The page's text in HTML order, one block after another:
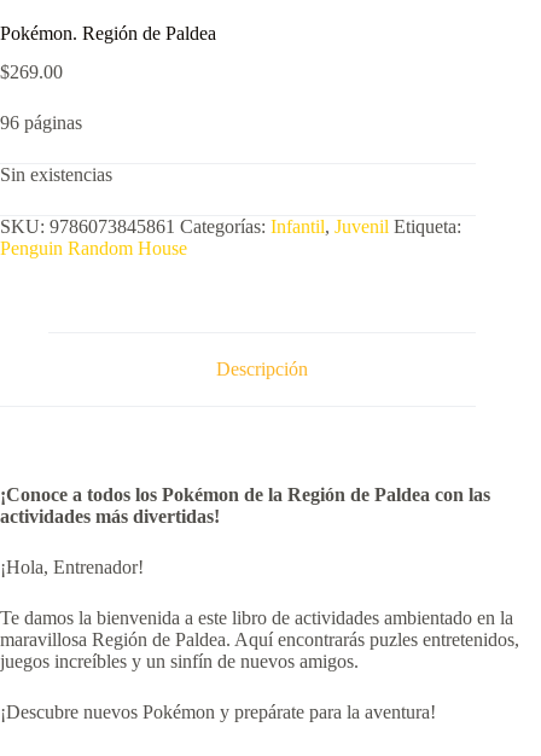
Pokémon. Región de Paldea
$269.00
96 páginas
Sin existencias
SKU: 9786073845861 Categorías: Infantil, Juvenil Etiqueta:
Penguin Random House
Descripción
¡Conoce a todos los Pokémon de la Región de Paldea con las
actividades más divertidas!
¡Hola, Entrenador!
Te damos la bienvenida a este libro de actividades ambientado en la
maravillosa Región de Paldea. Aquí encontrarás puzles entretenidos,
juegos increíbles y un sinfín de nuevos amigos.
¡Descubre nuevos Pokémon y prepárate para la aventura!